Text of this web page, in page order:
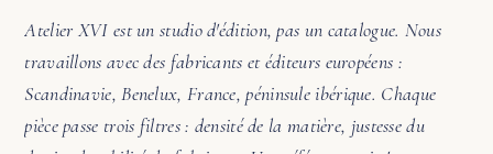
Atelier XVI est un studio d'édition, pas un catalogue. Nous
travaillons avec des fabricants et éditeurs européens :
Scandinavie, Benelux, France, péninsule ibérique. Chaque
pièce passe trois filtres : densité de la matière, justesse du